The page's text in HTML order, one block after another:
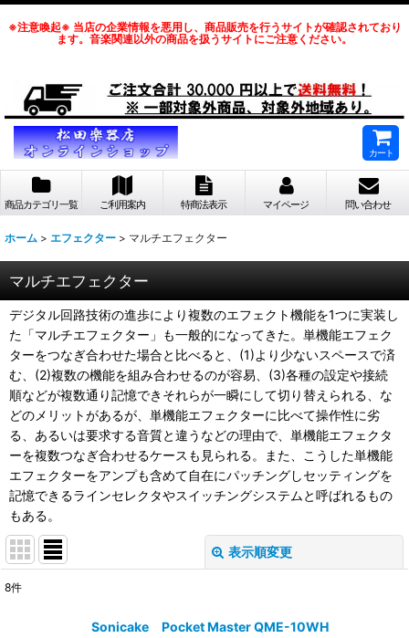
※注意喚起※ 当店の企業情報を悪用し、商品販売を行うサイトが確認されており
ます。音楽関連以外の商品を扱うサイトにご注意ください。
カート
商品カテゴリ一覧 ご利用案内 特商法表示 マイページ 問い合わせ
ホーム > エフェクター > マルチエフェクター
マルチエフェクター
デジタル回路技術の進歩により複数のエフェクト機能を1つに実装し
た「マルチエフェクター」も一般的になってきた。単機能エフェク
ターをつなぎ合わせた場合と比べると、(1)より少ないスペースで済
む、(2)複数の機能を組み合わせるのが容易、(3)各種の設定や接続
順などが複数通り記憶できそれらが一瞬にして切り替えられる、な
どのメリットがあるが、単機能エフェクターに比べて操作性に劣
る、あるいは要求する音質と違うなどの理由で、単機能エフェクタ
ーを複数つなぎ合わせるケースも見られる。また、こうした単機能
エフェクターをアンプも含めて自在にパッチングしセッティングを
記憶できるラインセレクタやスイッチングシステムと呼ばれるもの
もある。
表示順変更
8件
Sonicake Pocket Master QME-10WH